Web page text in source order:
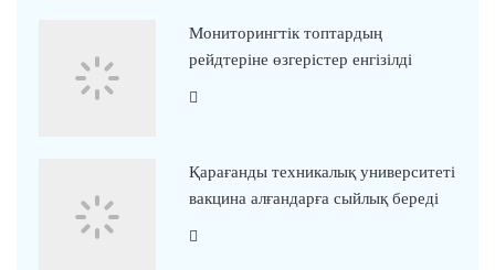
Мониторингтік топтардың
рейдтеріне өзгерістер енгізілді
Қарағанды техникалық университеті
вакцина алғандарға сыйлық береді